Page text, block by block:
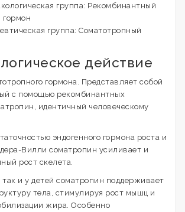
группа: Рекомбинантный
гормон
группа: Соматотропный
действие
гормона. Представляет собой
с помощью рекомбинантных
идентичный человеческому
эндогенного гормона роста и
Вилли соматропин усиливает и
рост скелета.
так и у детей соматропин поддерживает
тела, стимулируя рост мышц и
жира. Особенно